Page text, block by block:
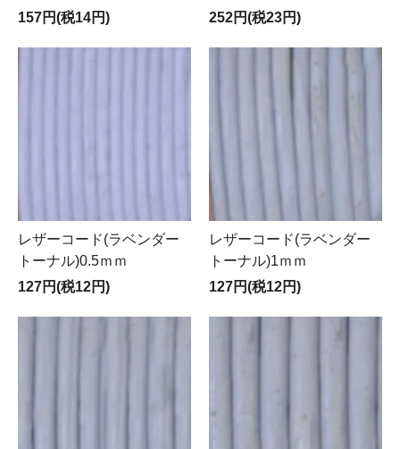
157円(税14円)
252円(税23円)
レザーコード(ラベンダー
トーナル)0.5ｍｍ
127円(税12円)
レザーコード(ラベンダー
トーナル)1ｍｍ
127円(税12円)